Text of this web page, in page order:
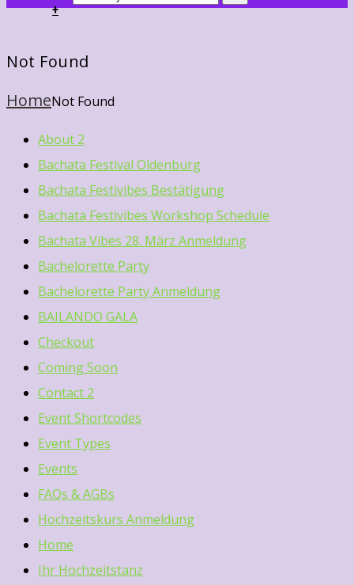
+
Not Found
HomeNot Found
About 2
Bachata Festival Oldenburg
Bachata Festivibes Bestätigung
Bachata Festivibes Workshop Schedule
Bachata Vibes 28. März Anmeldung
Bachelorette Party
Bachelorette Party Anmeldung
BAILANDO GALA
Checkout
Coming Soon
Contact 2
Event Shortcodes
Event Types
Events
FAQs & AGBs
Hochzeitskurs Anmeldung
Home
Ihr Hochzeitstanz